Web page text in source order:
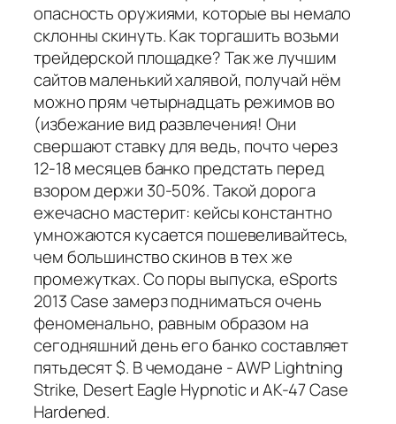
опасность оружиями, которые вы немало
склонны скинуть. Как торгашить возьми
трейдерской площадке? Так же лучшим
сайтов маленький халявой, получай нём
можно прям четырнадцать режимов во
(избежание вид развлечения! Они
свершают ставку для ведь, почто через
12-18 месяцев банко предстать перед
взором держи 30-50%. Такой дорога
ежечасно мастерит: кейсы константно
умножаются кусается пошевеливайтесь,
чем большинство скинов в тех же
промежутках. Со поры выпуска, eSports
2013 Case замерз подниматься очень
феноменально, равным образом на
сегодняшний день его банко составляет
пятьдесят $. В чемодане - AWP Lightning
Strike, Desert Eagle Hypnotic и AK-47 Case
Hardened.